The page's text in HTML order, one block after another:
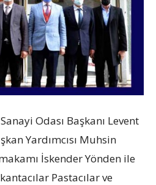
Odası Başkanı Levent
Yardımcısı Muhsin
İskender Yönden ile
Pastacılar ve